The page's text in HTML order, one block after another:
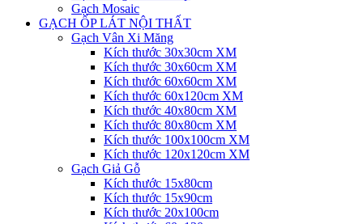
Gạch Mosaic
GẠCH ỐP LÁT NỘI THẤT
Gạch Vân Xi Măng
Kích thước 30x30cm XM
Kích thước 30x60cm XM
Kích thước 60x60cm XM
Kích thước 60x120cm XM
Kích thước 40x80cm XM
Kích thước 80x80cm XM
Kích thước 100x100cm XM
Kích thước 120x120cm XM
Gạch Giả Gỗ
Kích thước 15x80cm
Kích thước 15x90cm
Kích thước 20x100cm